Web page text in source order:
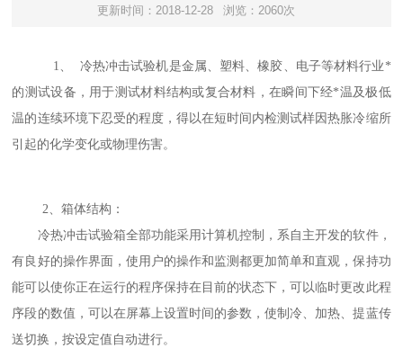
更新时间：2018-12-28 浏览：2060次
1、 冷热冲击试验机是金属、塑料、橡胶、电子等材料行业*
的测试设备，用于测试材料结构或复合材料，在瞬间下经*温及极低
温的连续环境下忍受的程度，得以在短时间内检测试样因热胀冷缩所
引起的化学变化或物理伤害。
2、箱体结构：
冷热冲击试验箱全部功能采用计算机控制，系自主开发的软件，
有良好的操作界面，使用户的操作和监测都更加简单和直观，保持功
能可以使你正在运行的程序保持在目前的状态下，可以临时更改此程
序段的数值，可以在屏幕上设置时间的参数，使制冷、加热、提蓝传
送切换，按设定值自动进行。